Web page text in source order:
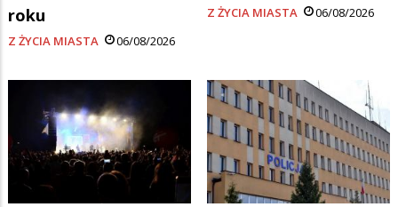
roku
Z ŻYCIA MIASTA 06/08/2026
Z ŻYCIA MIASTA 06/08/2026